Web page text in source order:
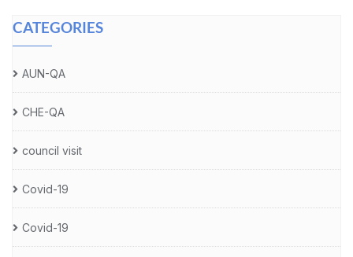
CATEGORIES
AUN-QA
CHE-QA
council visit
Covid-19
Covid-19